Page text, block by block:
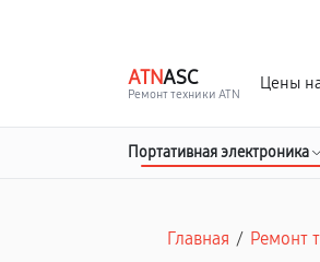
ATNASC
Ремонт техники ATN
Цены
Портативная электроника
Главная / Ремонт